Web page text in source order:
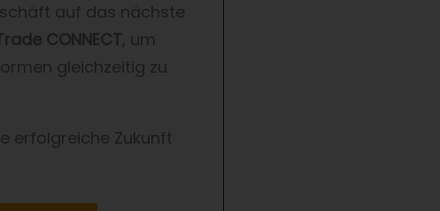
auf das nächste
CONNECT, um
gleichzeitig zu
erfolgreiche Zukunft